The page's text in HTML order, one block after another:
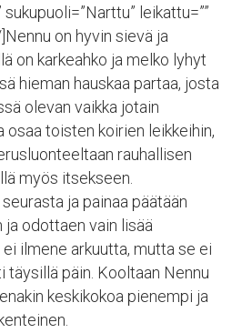
sukupuoli=”Narttu” leikattu=””
on hyvin sievä ja
on karkeahko ja melko lyhyt
hieman hauskaa partaa, josta
olevan vaikka jotain
osaa toisten koirien leikkeihin,
rauhallisen
myös itsekseen.
ja painaa päätään
odottaen vain lisää
ilmene arkuutta, mutta se ei
täysillä päin. Kooltaan Nennu
keskikokoa pienempi ja